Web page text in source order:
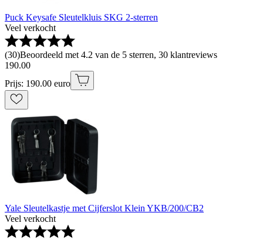
Puck Keysafe Sleutelkluis SKG 2-sterren
Veel verkocht
(30)Beoordeeld met 4.2 van de 5 sterren, 30 klantreviews
190.00
Prijs: 190.00 euro
Yale Sleutelkastje met Cijferslot Klein YKB/200/CB2
Veel verkocht